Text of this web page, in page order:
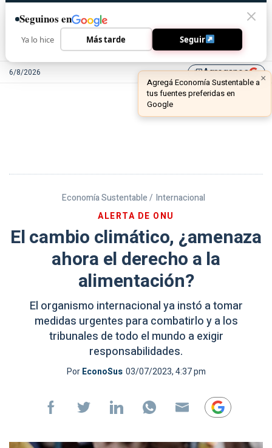
6/8/2026 library_addAgreganos
Economía Sustentable / Internacional
ALERTA DE ONU
El cambio climático, ¿amenaza
ahora el derecho a la
alimentación?
El organismo internacional ya instó a tomar
medidas urgentes para combatirlo y a los
tribunales de todo el mundo a exigir
responsabilidades.
PorEconoSus 03/07/2023, 4:37 pm
Seguinos en
Ya lo hice Más tarde Seguir